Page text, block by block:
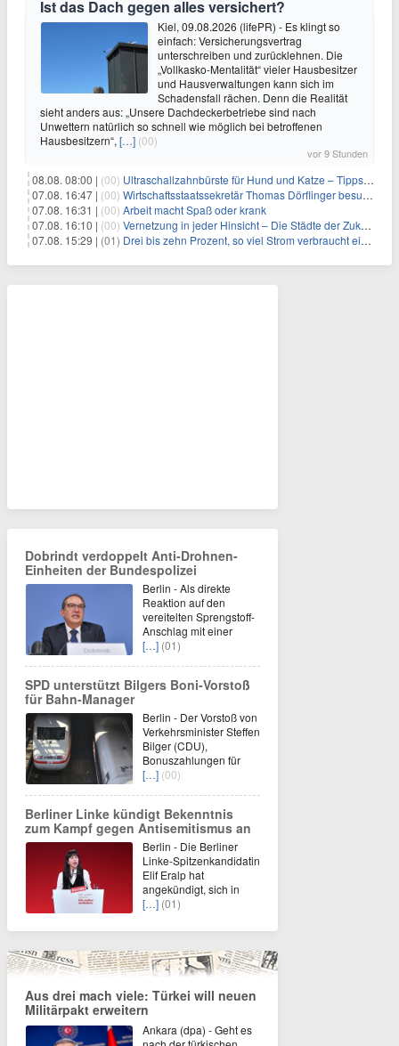
Ist das Dach gegen alles versichert?
Kiel, 09.08.2026 (lifePR) - Es klingt so
einfach: Versicherungsvertrag
unterschreiben und zurücklehnen. Die
„Vollkasko-Mentalität“ vieler Hausbesitzer
und Hausverwaltungen kann sich im
Schadensfall rächen. Denn die Realität
sieht anders aus: „Unsere Dachdeckerbetriebe sind nach
Unwettern natürlich so schnell wie möglich bei betroffenen
Hausbesitzern“, […] (00)
vor 9 Stunden
08.08. 08:00 | (00) Ultraschallzahnbürste für Hund und Katze – Tipps zur erfolgreichen Eingewöhnung
07.08. 16:47 | (00) Wirtschaftsstaatssekretär Thomas Dörflinger besucht Handwerksbetrieb im Kammerbezirk Freiburg
07.08. 16:31 | (00) Arbeit macht Spaß oder krank
07.08. 16:10 | (00) Vernetzung in jeder Hinsicht – Die Städte der Zukunft sind grün-blau
07.08. 15:29 | (01) Drei bis zehn Prozent, so viel Strom verbraucht ein Aufzug im Gebäude
Dobrindt verdoppelt Anti-Drohnen-
Einheiten der Bundespolizei
Berlin - Als direkte
Reaktion auf den
vereitelten Sprengstoff-
Anschlag mit einer
[…] (01)
SPD unterstützt Bilgers Boni-Vorstoß
für Bahn-Manager
Berlin - Der Vorstoß von
Verkehrsminister Steffen
Bilger (CDU),
Bonuszahlungen für
[…] (00)
Berliner Linke kündigt Bekenntnis
zum Kampf gegen Antisemitismus an
Berlin - Die Berliner
Linke-Spitzenkandidatin
Elif Eralp hat
angekündigt, sich in
[…] (01)
Aus drei mach viele: Türkei will neuen
Militärpakt erweitern
Ankara (dpa) - Geht es